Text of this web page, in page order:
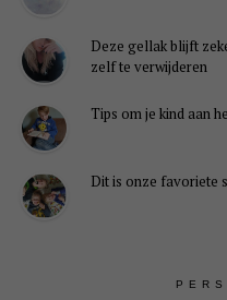
Deze gellak blijft
zelf te verwijderen
Tips om je kind aan
Dit is onze favoriete